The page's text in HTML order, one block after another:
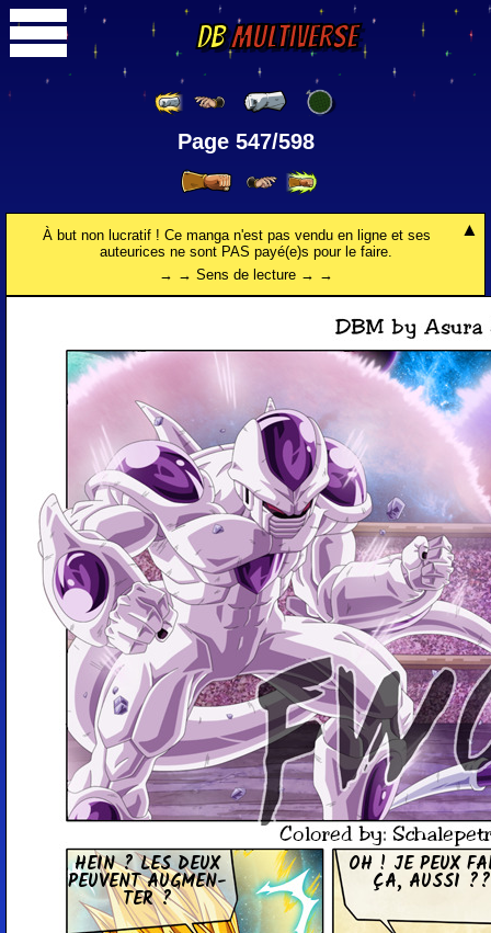
DBMultiverse
Page 547/598
À but non lucratif ! Ce manga n'est pas vendu en ligne et ses
auteurices ne sont PAS payé(e)s pour le faire.
→ → Sens de lecture → →
HEIN ? LES DEUX
PEUVENT AUG­MEN­
TER ?
OH ! JE PEUX
ÇA, AUSSI ??